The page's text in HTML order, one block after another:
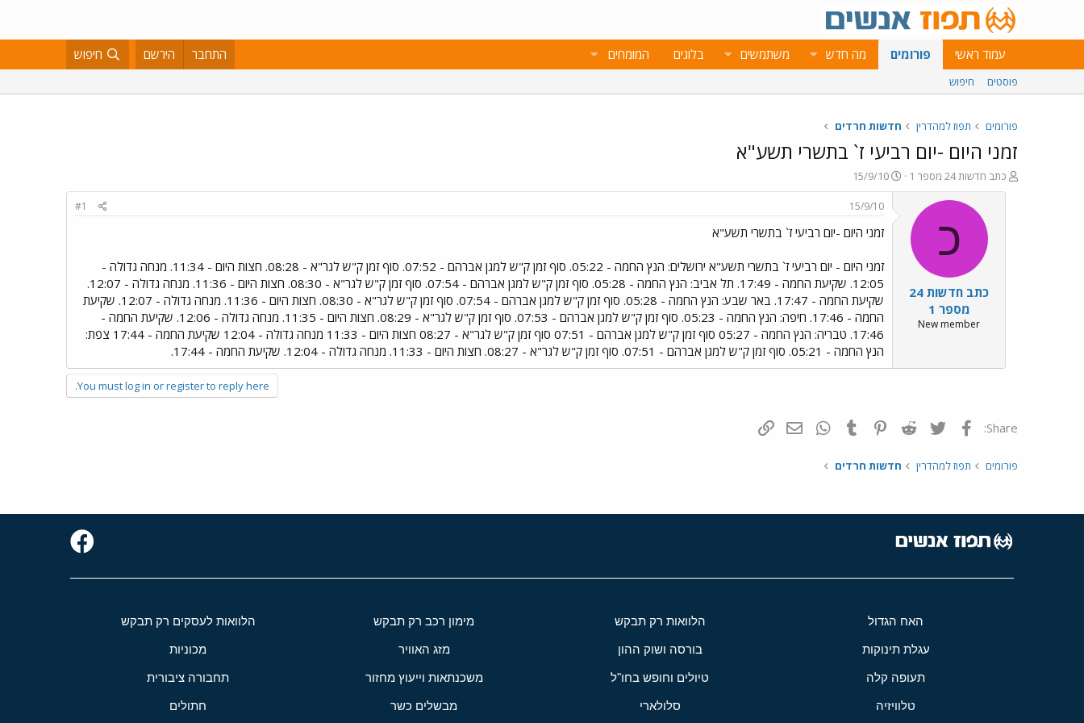
עמוד ראשי פורומים מה חדש משתמשים בלוגים המומחים התחבר הירשם חיפוש
פוסטים חיפוש
פורומים תפוז למהדרין חדשות חרדים
זמני היום -יום רביעי ז` בתשרי תשע"א
פ
ו
כתב חדשות 24 מספר 1
פ
ו
ם
ת
15/9/10
כ
כתב חדשות 24
מספר 1
New member
15/9/10
#1
זמני היום -יום רביעי ז` בתשרי תשע"א
זמני היום - יום רביעי ז` בתשרי תשע"א ירושלים: הנץ החמה - 05:22. סוף זמן ק"ש למגן אברהם - 07:52. סוף זמן ק"ש לגר"א - 08:28. חצות היום - 11:34. מנחה גדולה -
12:05. שקיעת החמה - 17:49. תל אביב: הנץ החמה - 05:28. סוף זמן ק"ש למגן אברהם - 07:54. סוף זמן ק"ש לגר"א - 08:30. חצות היום - 11:36. מנחה גדולה - 12:07.
שקיעת החמה - 17:47. באר שבע: הנץ החמה - 05:28. סוף זמן ק"ש למגן אברהם - 07:54. סוף זמן ק"ש לגר"א - 08:30. חצות היום - 11:36. מנחה גדולה - 12:07. שקיעת
החמה - 17:46. חיפה: הנץ החמה - 05:23. סוף זמן ק"ש למגן אברהם - 07:53. סוף זמן ק"ש לגר"א - 08:29. חצות היום - 11:35. מנחה גדולה - 12:06. שקיעת החמה -
17:46. טבריה: הנץ החמה - 05:27 סוף זמן ק"ש למגן אברהם - 07:51 סוף זמן ק"ש לגר"א - 08:27 חצות היום - 11:33 מנחה גדולה - 12:04 שקיעת החמה - 17:44 צפת:
הנץ החמה - 05:21. סוף זמן ק"ש למגן אברהם - 07:51. סוף זמן ק"ש לגר"א - 08:27. חצות היום - 11:33. מנחה גדולה - 12:04. שקיעת החמה - 17:44.
You must log in or register to reply here.
Share: פייסבוק Twitter
Reddit
Pinterest
Tumblr
WhatsAppדואר אלקטרוני
פורומים תפוז למהדרין חדשות חרדים
האח הגדול הלוואות רק תבקש מימון רכב רק תבקש הלוואות לעסקים רק תבקש
עגלת תינוקות בורסה ושוק ההון מזג האוויר מכוניות
תעופה קלה טיולים וחופש בחו"ל משכנתאות וייעוץ מחזור תחבורה ציבורית
טלוויזיה סלולארי מבשלים כשר חתולים